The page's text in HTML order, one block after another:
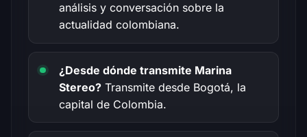
análisis y conversación sobre la
actualidad colombiana.
¿Desde dónde transmite Marina
Stereo? Transmite desde Bogotá, la
capital de Colombia.